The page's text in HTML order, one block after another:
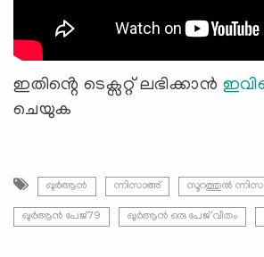
ഇതിൻ്റെ ടെക്സറ്റ് ലഭിക്കാൻ
ചെയുക
ഖുർആൻ ന്നിസാഅ് സൂറത്തുല്‍
ഖുർആൻ പേജ്79 ഖുർആൻ ഒരു പേജ് വീതം